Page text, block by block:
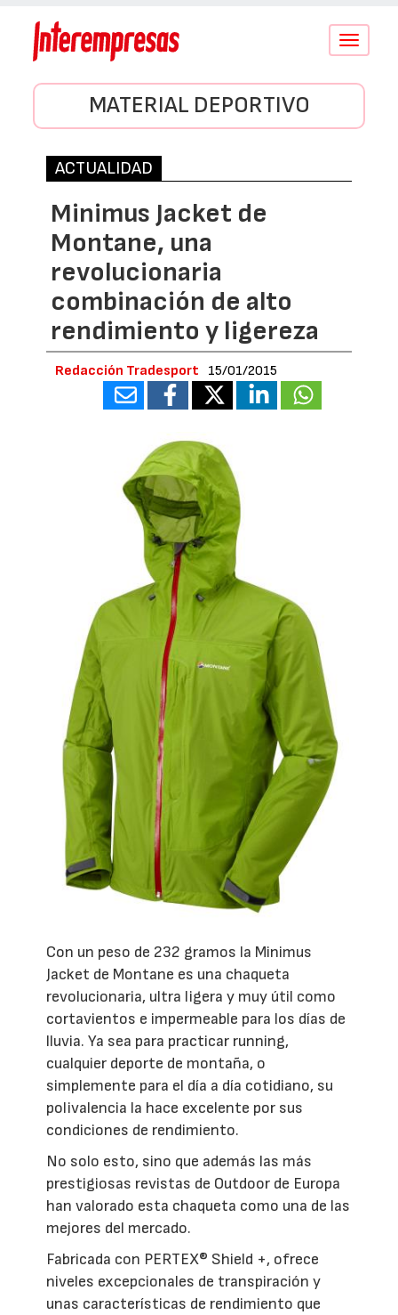
Conmutar
MATERIAL DEPORTIVO
ACTUALIDAD
Minimus Jacket de
Montane, una
revolucionaria
combinación de alto
rendimiento y ligereza
Redacción Tradesport 15/01/2015
Con un peso de 232 gramos la Minimus
Jacket de Montane es una chaqueta
revolucionaria, ultra ligera y muy útil como
cortavientos e impermeable para los días de
lluvia. Ya sea para practicar running,
cualquier deporte de montaña, o
simplemente para el día a día cotidiano, su
polivalencia la hace excelente por sus
condiciones de rendimiento.
No solo esto, sino que además las más
prestigiosas revistas de Outdoor de Europa
han valorado esta chaqueta como una de las
mejores del mercado.
Fabricada con PERTEX® Shield +, ofrece
niveles excepcionales de transpiración y
unas características de rendimiento que